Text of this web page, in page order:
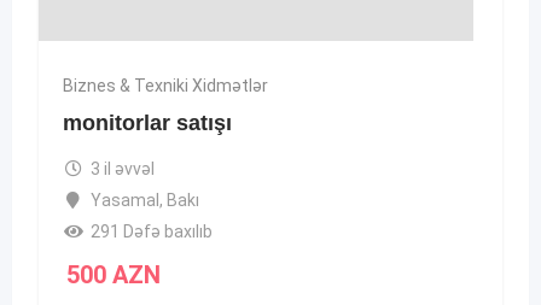
Biznes & Texniki Xidmətlər
monitorlar satışı
3 il əvvəl
Yasamal , Bakı
291 Dəfə baxılıb
500 AZN